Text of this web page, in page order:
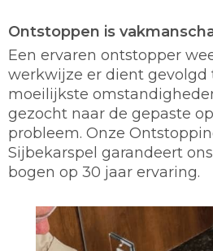
Ontstoppen is
Een ervaren ontstopper
werkwijze er dient gevolgd
moeilijkste
gezocht naar de gepaste
probleem. Onze
Sijbekarspel garandeert
bogen op 30 jaar ervaring.